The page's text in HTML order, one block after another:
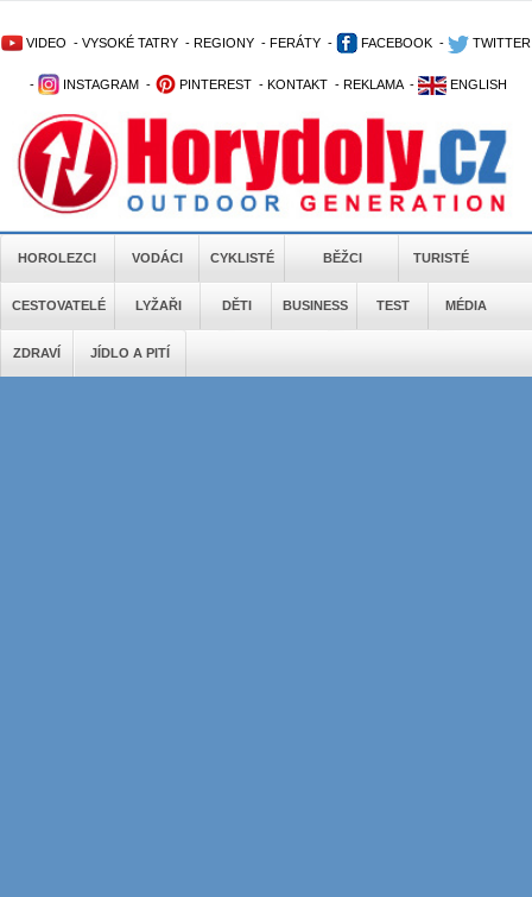
VIDEO - VYSOKÉ TATRY - REGIONY - FERÁTY - FACEBOOK - TWITTER
- INSTAGRAM - PINTEREST - KONTAKT - REKLAMA - ENGLISH
HOROLEZCI VODÁCI CYKLISTÉ BĚŽCI TURISTÉ
CESTOVATELÉ LYŽAŘI DĚTI BUSINESS TEST MÉDIA
ZDRAVÍ JÍDLO A PITÍ